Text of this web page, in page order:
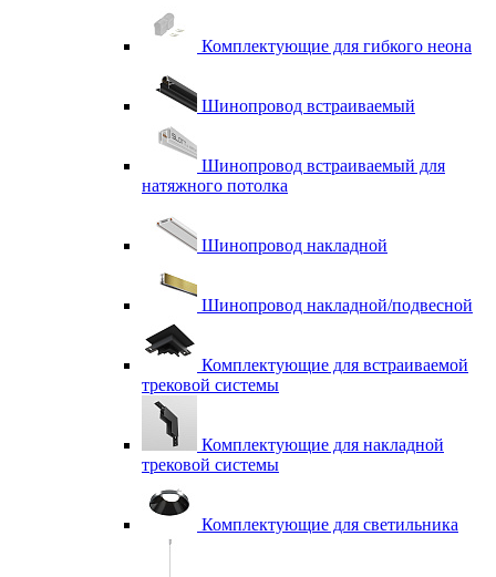
Комплектующие для гибкого неона
Шинопровод встраиваемый
Шинопровод встраиваемый для
натяжного потолка
Шинопровод накладной
Шинопровод накладной/подвесной
Комплектующие для встраиваемой
трековой системы
Комплектующие для накладной
трековой системы
Комплектующие для светильника